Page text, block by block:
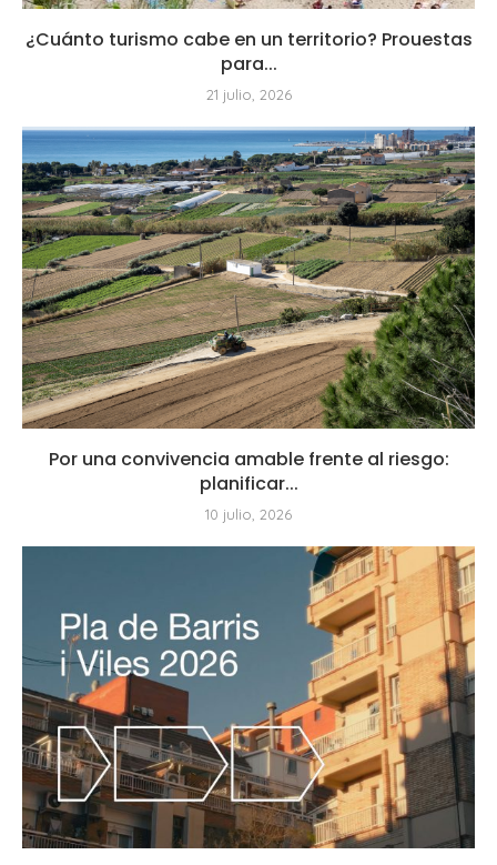
¿Cuánto turismo cabe en un territorio? Prouestas
para...
21 julio, 2026
Por una convivencia amable frente al riesgo:
planificar...
10 julio, 2026